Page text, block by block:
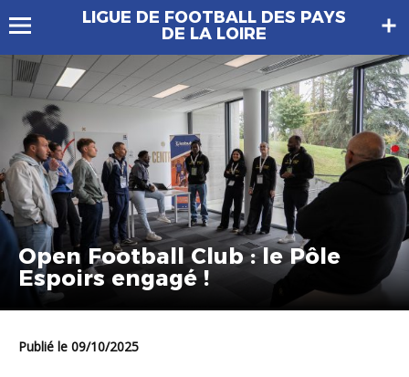
LIGUE DE FOOTBALL DES PAYS
DE LA LOIRE
Open Football Club : le Pôle
Espoirs engagé !
Publié le 09/10/2025